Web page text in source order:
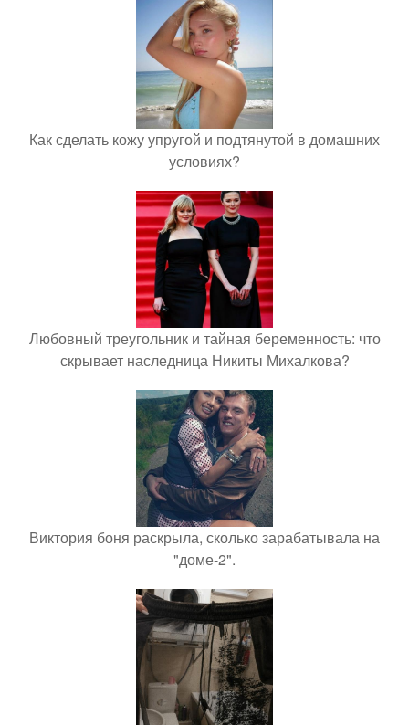
Как сделать кожу упругой и подтянутой в домашних
условиях?
Любовный треугольник и тайная беременность: что
скрывает наследница Никиты Михалкова?
Виктория боня раскрыла, сколько зарабатывала на
"доме-2".